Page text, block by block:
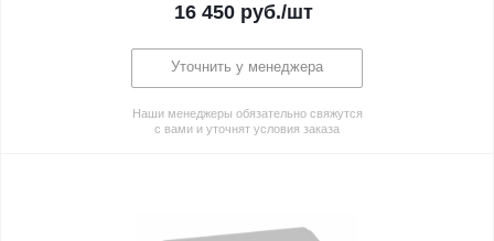
16 450руб./шт
Уточнить у менеджера
Наши менеджеры обязательно свяжутся
с вами и уточнят условия заказа